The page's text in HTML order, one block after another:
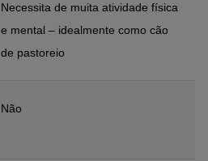
Necessita de muita atividade física
e mental – idealmente como cão
de pastoreio
Não